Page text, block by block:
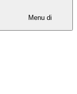
Menu di